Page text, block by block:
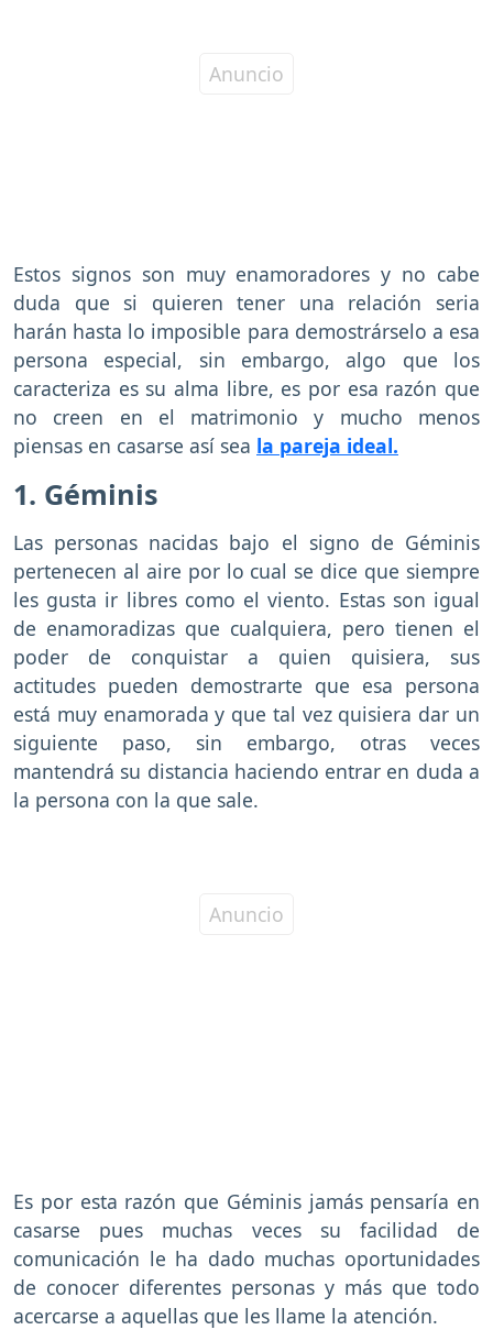
Estos signos son muy enamoradores y no cabe
duda que si quieren tener una relación seria
harán hasta lo imposible para demostrárselo a esa
persona especial, sin embargo, algo que los
caracteriza es su alma libre, es por esa razón que
no creen en el matrimonio y mucho menos
piensas en casarse así sea la pareja ideal.
1. Géminis
Las personas nacidas bajo el signo de Géminis
pertenecen al aire por lo cual se dice que siempre
les gusta ir libres como el viento. Estas son igual
de enamoradizas que cualquiera, pero tienen el
poder de conquistar a quien quisiera, sus
actitudes pueden demostrarte que esa persona
está muy enamorada y que tal vez quisiera dar un
siguiente paso, sin embargo, otras veces
mantendrá su distancia haciendo entrar en duda a
la persona con la que sale.
Es por esta razón que Géminis jamás pensaría en
casarse pues muchas veces su facilidad de
comunicación le ha dado muchas oportunidades
de conocer diferentes personas y más que todo
acercarse a aquellas que les llame la atención.